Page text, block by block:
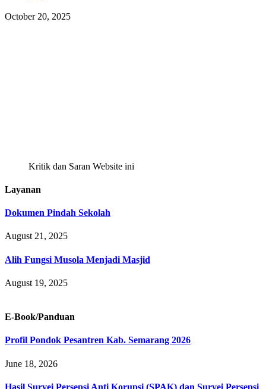
October 20, 2025
Kritik dan Saran Website ini
Layanan
Dokumen Pindah Sekolah
August 21, 2025
Alih Fungsi Musola Menjadi Masjid
August 19, 2025
E-Book/Panduan
Profil Pondok Pesantren Kab. Semarang 2026
June 18, 2026
Hasil Survei Persepsi Anti Korupsi (SPAK) dan Survei Persepsi